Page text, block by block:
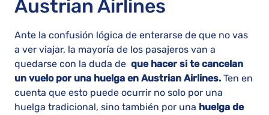
Austrian Airlines
Ante la confusión lógica de enterarse de que no vas
a ver viajar, la mayoría de los pasajeros van a
quedarse con la duda de que hacer si te cancelan
un vuelo por una huelga en Austrian Airlines. Ten en
cuenta que esto puede ocurrir no solo por una
huelga tradicional, sino también por una huelga de